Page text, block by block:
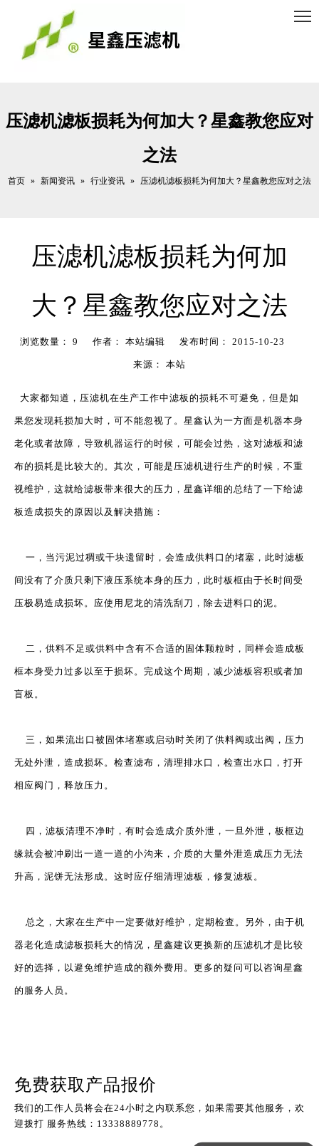
压滤机滤板损耗为何加大？星鑫教您应对
之法
首页 » 新闻资讯 » 行业资讯 » 压滤机滤板损耗为何加大？星鑫教您应对之法
压滤机滤板损耗为何加
大？星鑫教您应对之法
浏览数量： 9 作者： 本站编辑 发布时间： 2015-10-23
来源： 本站
["wechat","weibo","qzone","douban","email"]
大家都知道， 压滤机在生产工作中滤板的损耗不可避免，但是如
果您发现耗损加大时，可不能忽视了。星鑫认为一方面是机器本身
老化或者故障，导致机器运行的时候，可能会过热，这对滤板和滤
布的损耗是比较大的。其次，可能是压滤机进行生产的时候，不重
视维护，这就给滤板带来很大的压力，星鑫详细的总结了一下给滤
板造成损失的原因以及解决措施：
一，当污泥过稠或干块遗留时，会造成供料口的堵塞，此时滤板
间没有了介质只剩下液压系统本身的压力，此时板框由于长时间受
压极易造成损坏。应使用尼龙的清洗刮刀，除去进料口的泥。
二，供料不足或供料中含有不合适的固体颗粒时，同样会造成板
框本身受力过多以至于损坏。完成这个周期，减少滤板容积或者加
盲板。
三，如果流出口被固体堵塞或启动时关闭了供料阀或出阀，压力
无处外泄，造成损坏。检查滤布，清理排水口，检查出水口，打开
相应阀门，释放压力。
四，滤板清理不净时，有时会造成介质外泄，一旦外泄，板框边
缘就会被冲刷出一道一道的小沟来，介质的大量外泄造成压力无法
升高，泥饼无法形成。这时应仔细清理滤板，修复滤板。
总之，大家在生产中一定要做好维护，定期检查。另外，由于机
器老化造成滤板损耗大的情况，星鑫建议更换新的压滤机才是比较
好的选择，以避免维护造成的额外费用。更多的疑问可以咨询星鑫
的服务人员。
免费获取产品报价
我们的工作人员将会在24小时之内联系您，如果需要其他服务，欢
迎拨打 服务热线：13338889778。